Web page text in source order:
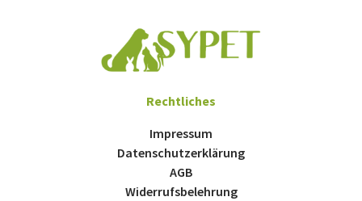
Rechtliches
Impressum
Datenschutzerklärung
AGB
Widerrufsbelehrung